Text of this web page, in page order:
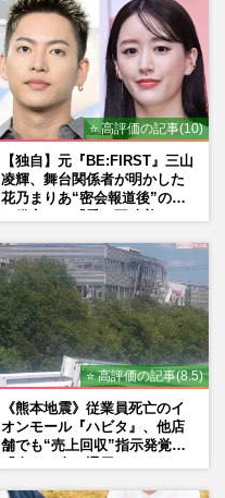
⭐ 高評価の記事(10)
【独自】元『BE:FIRST』三山
凌輝、舞台関係者が明かした
花乃まりあ“密会報道後”の呆
⭐ 高評価の記事(8.5)
《熊本地震》従業員死亡のイ
オンモール『ハビタ』、他店
舗でも“売上回収”指示発覚で